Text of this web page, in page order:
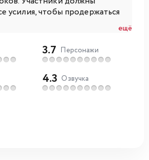
усилия, чтобы продержаться
ещё
3.7 Персонажи
4.3 Озвучка